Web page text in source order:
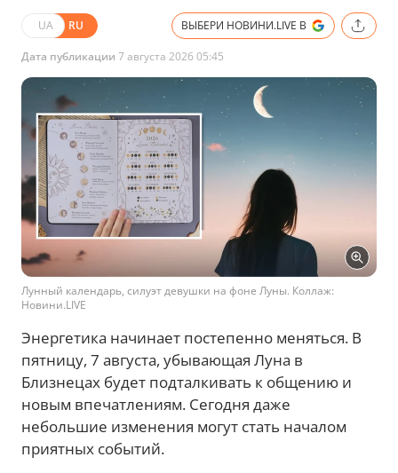
UA RU ВЫБЕРИ НОВИНИ.LIVE В
Дата публикации 7 августа 2026 05:45
Лунный календарь, силуэт девушки на фоне Луны. Коллаж:
Новини.LIVE
Энергетика начинает постепенно меняться. В
пятницу, 7 августа, убывающая Луна в
Близнецах будет подталкивать к общению и
новым впечатлениям. Сегодня даже
небольшие изменения могут стать началом
приятных событий.